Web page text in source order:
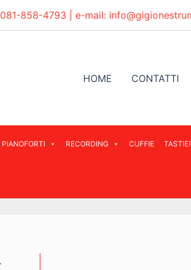
081-858-4793 | e-mail:
HOME CONTATTI
PIANOFORTI RECORDING CUFFIE